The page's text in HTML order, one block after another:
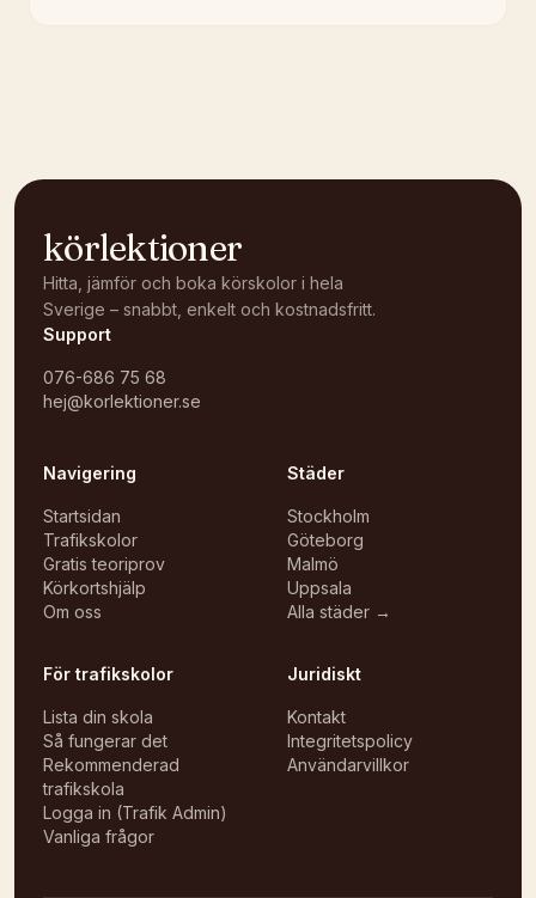
körlektioner
Hitta, jämför och boka körskolor i hela
Sverige – snabbt, enkelt och kostnadsfritt.
Support
076-686 75 68
hej@korlektioner.se
Navigering
Startsidan
Trafikskolor
Gratis teoriprov
Körkortshjälp
Om oss
Städer
Stockholm
Göteborg
Malmö
Uppsala
Alla städer →
För trafikskolor
Lista din skola
Så fungerar det
Rekommenderad
trafikskola
Logga in (Trafik Admin)
Vanliga frågor
Juridiskt
Kontakt
Integritetspolicy
Användarvillkor